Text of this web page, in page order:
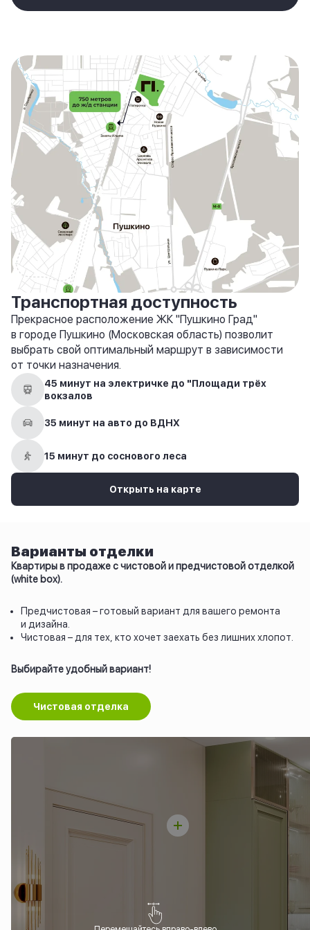
Транспортная доступность
Прекрасное расположение ЖК "Пушкино Град"
в городе Пушкино (Московская область) позволит
выбрать свой оптимальный маршрут в зависимости
от точки назначения.
45 минут на электричке до "Площади трёх
вокзалов
35 минут на авто до ВДНХ
15 минут до соснового леса
Открыть на карте
Варианты отделки
Квартиры в продаже с чистовой и предчистовой отделкой
(white box).
Предчистовая – готовый вариант для вашего ремонта
и дизайна.
Чистовая – для тех, кто хочет заехать без лишних хлопот.
Выбирайте удобный вариант!
Чистовая отделка